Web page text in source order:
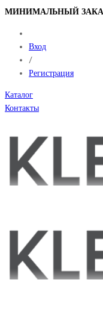
МИНИМАЛЬНЫЙ
Вход
/
Регистрация
Каталог
Контакты